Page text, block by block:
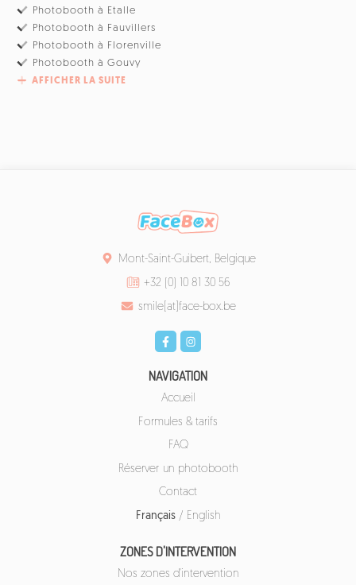
Photobooth à Etalle
Photobooth à Fauvillers
Photobooth à Florenville
Photobooth à Gouvy
AFFICHER LA SUITE
Mont-Saint-Guibert, Belgique
+32 (0) 10 81 30 56
smile[at]face-box.be
NAVIGATION
Accueil
Formules & tarifs
FAQ
Réserver un photobooth
Contact
Français/ English
ZONES D'INTERVENTION
Nos zones d'intervention